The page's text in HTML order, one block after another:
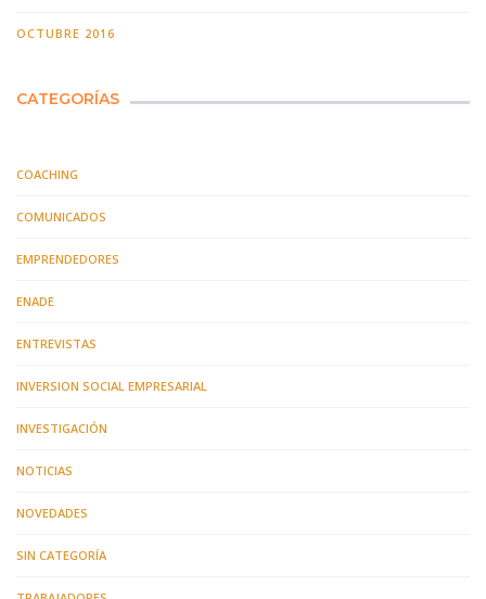
OCTUBRE 2016
CATEGORÍAS
COACHING
COMUNICADOS
EMPRENDEDORES
ENADE
ENTREVISTAS
INVERSION SOCIAL EMPRESARIAL
INVESTIGACIÓN
NOTICIAS
NOVEDADES
SIN CATEGORÍA